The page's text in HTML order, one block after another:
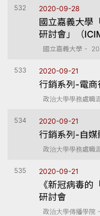
532 2020-09-28
國立嘉義大學
研討會」（
國立嘉義大學 -
533 2020-09-21
行銷系列-電
政治大學學務處
534 2020-09-21
行銷系列-自
政治大學學務處
535 2020-09-21
《新冠病毒的
研討會
政治大學傳播學